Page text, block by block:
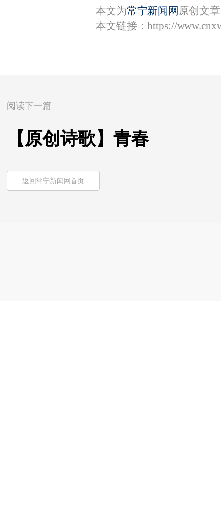
本文为常宁新闻网 原创文
本文链接： https://
阅读下一篇
【原创诗歌】青春
返回常宁新闻网首页